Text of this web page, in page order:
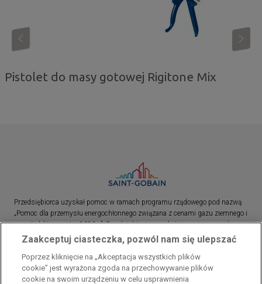
Pistolet do masy gotowej Rigitone Mix
Przedsiębiorca uzyskał pomoc w ramach programu rządowego pod nazwą
„Pomoc dla przemysłu energochłonnego związana z cenami gazu ziemnego i
energii elektrycznej w 2023 r.”. Przedsiębiorca uzyskał pomoc w ramach
programu rządowego pod nazwą: „Pomoc dla sektorów energochłonnych
związana z nagłymi wzrostami cen gazu ziemnego i energii elektrycznej w
2022 r.”
Zaakceptuj ciasteczka, pozwól nam się ulepszać
Poprzez kliknięcie na „Akceptacja wszystkich plików
cookie” jest wyrażona zgoda na przechowywanie plików
cookie na swoim urządzeniu w celu usprawnienia